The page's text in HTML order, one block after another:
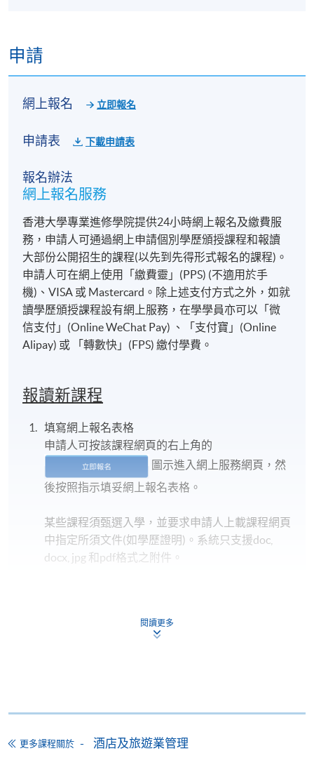
申請
網上報名 立即報名
申請表 下載申請表
報名辦法
網上報名服務
香港大學專業進修學院提供24小時網上報名及繳費服
務，申請人可通過網上申請個別學歷頒授課程和報讀
大部份公開招生的課程(以先到先得形式報名的課程)。
申請人可在網上使用「繳費靈」(PPS) (不適用於手
機)、VISA 或 Mastercard。除上述支付方式之外，如就
讀學歷頒授課程設有網上服務，在學學員亦可以「微
信支付」(Online WeChat Pay) 、「支付寶」(Online
Alipay) 或 「轉數快」(FPS) 繳付學費。
報讀新課程
填寫網上報名表格
申請人可按該課程網頁的右上角的
圖示進入網上服務網頁，然
後按照指示填妥網上報名表格。
某些課程須甄選入學，並要求申請人上載課程網頁
中指定所須文件(如學歷證明)。系統只支援doc,
docx, jpg 和pdf格式之附件。
申請人可使用以下方式繳交報名費或課程費用:
*信用咭網上繳費服務- 申請人可以 VISA 或
閱讀更多
更多課程關於 酒店及旅遊業管理